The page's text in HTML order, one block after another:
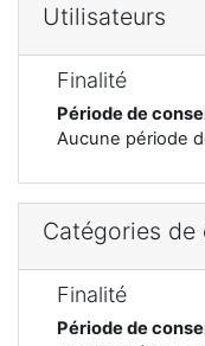
Utilisateurs
Finalité
Période de
Aucune période
Catégories de
Finalité
Période de